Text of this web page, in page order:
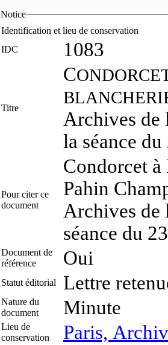
Notice
Identification et lieu de conservation
IDC
1083
Titre
C
Archives de
la séance
Pour citer ce
document
Condorcet
Pahin
Archives de
séance du
Document de
référence
Oui
Statut éditorial Lettre
Nature du
document
Minute
Lieu de
conservation
Paris,